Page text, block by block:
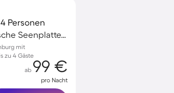
Personen
Neubrandenburg, Mecklenburgische Seenplatte, Deutschland
mit
zu 4 Gäste
ab 99 €
pro Nacht